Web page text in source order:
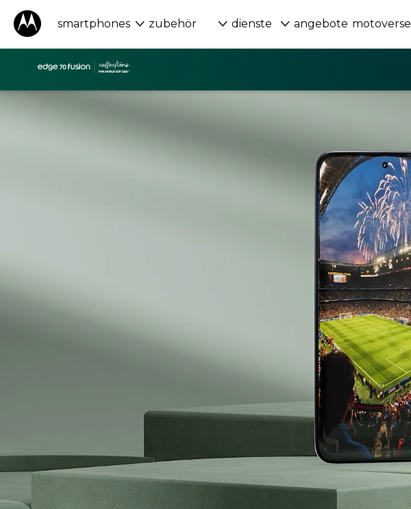
smartphones zubehör dienste angebote motoverse